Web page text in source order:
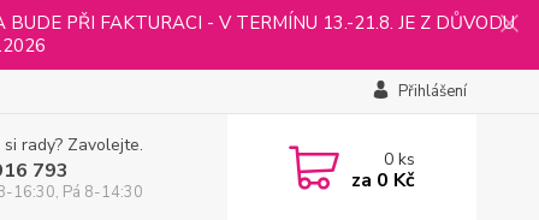
PŘI FAKTURACI - V TERMÍNU 13.-21.8. JE Z DŮVODU
Přihlášení
rady? Zavolejte.
793
16:30, Pá 8-14:30
0ks
za 0 Kč